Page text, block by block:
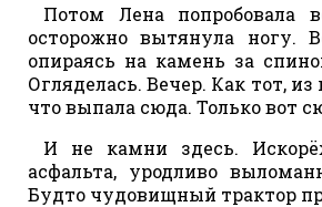
Потом Лена попробовала
осторожно вытянула ногу.
опираясь на камень за
Огляделась. Вечер. Как тот, из
что выпала сюда. Только вот
И не камни здесь.
асфальта, уродливо
Будто чудовищный трактор